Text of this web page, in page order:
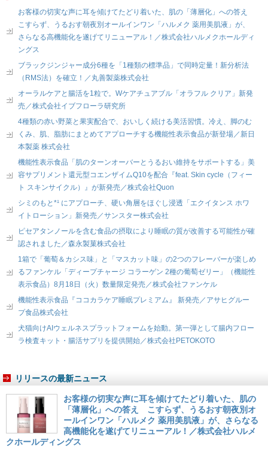
お客様の切実な声に耳を傾けてたどり着いた、肌の「薄層化」への答え
こすらず、うるおす朝夜別オールインワン「ハルメク 薬用美肌液」が、
さらなる高機能化を遂げてリニューアル！／株式会社ハルメクホールディ
ングス
ブラックジンジャー成分6種を「1種類の標準品」で同時定量！新分析法
（RMS法）を確立！／丸善製薬株式会社
オーラルケアと腸活を1粒で。Wケアチュアブル「オラフル クリア」新発
売／株式会社イブフローラ研究所
4種類の赤い野菜と果実配合で、おいしく続ける美活習慣。冷え、脚のむ
くみ、肌、脂肪にまとめてアプローチする機能性表示食品が新登場／新日
本製薬 株式会社
機能性表示食品「肌のターンオーバーとうるおい維持をサポートする」美
容サプリメント還元型コエンザイムQ10を配合『feat. Skin cycle（フィー
ト スキンサイクル）』が新発売／株式会社Quon
シミのもと*¹ にアプローチ、硬い角層をほぐし浸透「エクイタンス ホワ
イトローション」新発売／サンスター株式会社
ピセアタンノールを含む食品の摂取により睡眠の質が改善する可能性が確
認されました／森永製菓株式会社
1箱で「葡萄＆カシス味」と「マスカット味」の2つのフレーバーが楽しめ
るファンケル「ディープチャージ コラーゲン 2種の葡萄ゼリー」（機能性
表示食品）8月18日（火）数量限定発売／株式会社ファンケル
機能性表示食品『ココカラケア睡眠プレミアム』 新発売／アサヒグルー
プ食品株式会社
犬猫向けAIウェルネスプラットフォームを始動。第一弾として腸内フロー
ラ検査キット・腸活サプリを提供開始／株式会社PETOKOTO
リリースの最新ニュース
お客様の切実な声に耳を傾けてたどり着いた、肌の
「薄層化」への答え こすらず、うるおす朝夜別オ
ールインワン「ハルメク 薬用美肌液」が、さらなる
高機能化を遂げてリニューアル！／株式会社ハルメ
クホールディングス